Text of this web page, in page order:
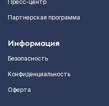
Пресс-центр
Партнерская программа
Информация
Безопасность
Конфиденциальность
Оферта